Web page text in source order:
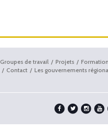
Groupes de travail Projets Formation
Contact
Les gouvernements